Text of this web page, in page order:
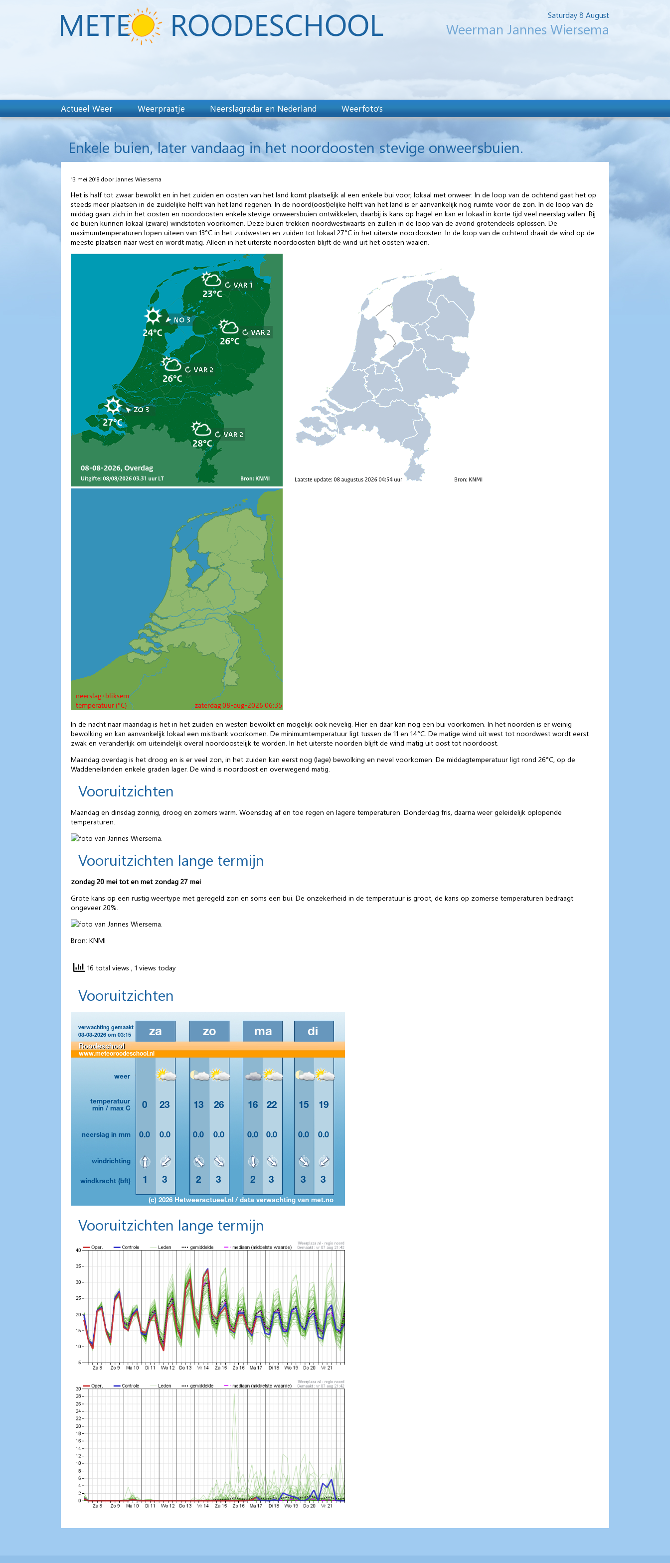
Saturday 8 August
Weerman Jannes Wiersema
Actueel Weer Weerpraatje Neerslagradar en Nederland Weerfoto’s
Enkele buien, later vandaag in het noordoosten stevige onweersbuien.
13 mei 2018 door Jannes Wiersema
Het is half tot zwaar bewolkt en in het zuiden en oosten van het land komt plaatselijk al een enkele bui voor, lokaal met onweer. In de loop van de ochtend gaat het op
steeds meer plaatsen in de zuidelijke helft van het land regenen. In de noord(oost)elijke helft van het land is er aanvankelijk nog ruimte voor de zon. In de loop van de
middag gaan zich in het oosten en noordoosten enkele stevige onweersbuien ontwikkelen, daarbij is kans op hagel en kan er lokaal in korte tijd veel neerslag vallen. Bij
de buien kunnen lokaal (zware) windstoten voorkomen. Deze buien trekken noordwestwaarts en zullen in de loop van de avond grotendeels oplossen. De
maximumtemperaturen lopen uiteen van 13°C in het zuidwesten en zuiden tot lokaal 27°C in het uiterste noordoosten. In de loop van de ochtend draait de wind op de
meeste plaatsen naar west en wordt matig. Alleen in het uiterste noordoosten blijft de wind uit het oosten waaien.
In de nacht naar maandag is het in het zuiden en westen bewolkt en mogelijk ook nevelig. Hier en daar kan nog een bui voorkomen. In het noorden is er weinig
bewolking en kan aanvankelijk lokaal een mistbank voorkomen. De minimumtemperatuur ligt tussen de 11 en 14°C. De matige wind uit west tot noordwest wordt eerst
zwak en veranderlijk om uiteindelijk overal noordoostelijk te worden. In het uiterste noorden blijft de wind matig uit oost tot noordoost.
Maandag overdag is het droog en is er veel zon, in het zuiden kan eerst nog (lage) bewolking en nevel voorkomen. De middagtemperatuur ligt rond 26°C, op de
Waddeneilanden enkele graden lager. De wind is noordoost en overwegend matig.
Vooruitzichten
Maandag en dinsdag zonnig, droog en zomers warm. Woensdag af en toe regen en lagere temperaturen. Donderdag fris, daarna weer geleidelijk oplopende
temperaturen.
Vooruitzichten lange termijn
zondag 20 mei tot en met zondag 27 mei
Grote kans op een rustig weertype met geregeld zon en soms een bui. De onzekerheid in de temperatuur is groot, de kans op zomerse temperaturen bedraagt
ongeveer 20%.
Bron: KNMI
16 total views , 1 views today
Vooruitzichten
Vooruitzichten lange termijn